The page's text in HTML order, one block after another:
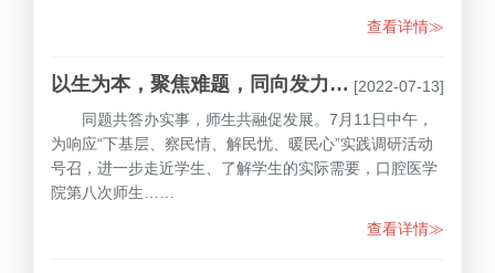
查看详情≫
[2022-07-13]
以生为本，聚焦难题，同向发力——我院成功举行第八次师生午餐会
同题共答办实事，师生共融促发展。7月11日中午，
为响应“下基层、察民情、解民忧、暖民心”实践调研活动
号召，进一步走近学生、了解学生的实际需要，口腔医学
院第八次师生……
查看详情≫